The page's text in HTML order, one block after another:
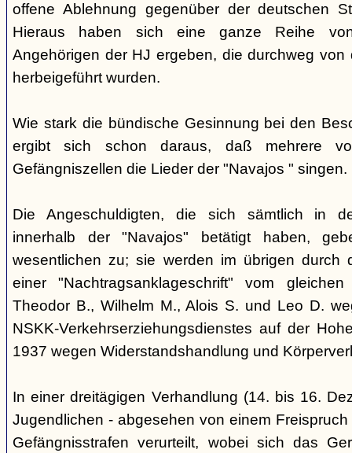
offene Ablehnung gegenüber der deutschen
Hieraus haben sich eine ganze Reihe
Angehörigen der HJ ergeben, die durchweg von
herbeigeführt wurden.
Wie stark die bündische Gesinnung bei den
ergibt sich schon daraus, daß mehrere
Gefängniszellen die Lieder der "Navajos " singen.
Die Angeschuldigten, die sich sämtlich in
innerhalb der "Navajos" betätigt haben,
wesentlichen zu; sie werden im übrigen durch
einer "Nachtragsanklageschrift" vom
Theodor B., Wilhelm M., Alois S. und Leo D.
NSKK-Verkehrserziehungsdienstes auf der
1937 wegen Widerstandshandlung und
In einer dreitägigen Verhandlung (14. bis 16.
Jugendlichen - abgesehen von einem
Gefängnisstrafen verurteilt, wobei sich das